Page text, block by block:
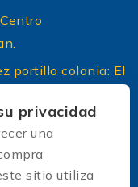
portillo colonia: El
privacidad
una
sitio utiliza